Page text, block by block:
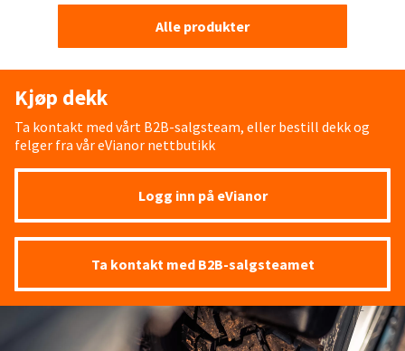
Alle produkter
Kjøp dekk
Ta kontakt med vårt B2B-salgsteam, eller bestill dekk og
felger fra vår eVianor nettbutikk
Logg inn på eVianor
Ta kontakt med B2B-salgsteamet